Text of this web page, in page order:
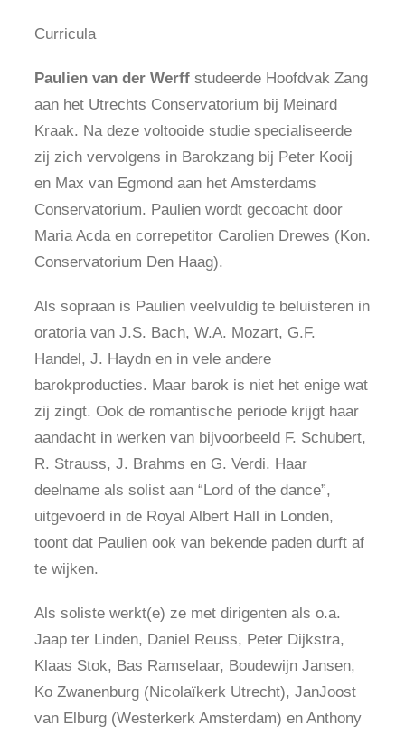
Curricula
Paulien van der Werff studeerde Hoofdvak Zang
aan het Utrechts Conservatorium bij Meinard
Kraak. Na deze voltooide studie specialiseerde
zij zich vervolgens in Barokzang bij Peter Kooij
en Max van Egmond aan het Amsterdams
Conservatorium. Paulien wordt gecoacht door
Maria Acda en correpetitor Carolien Drewes (Kon.
Conservatorium Den Haag).
Als sopraan is Paulien veelvuldig te beluisteren in
oratoria van J.S. Bach, W.A. Mozart, G.F.
Handel, J. Haydn en in vele andere
barokproducties. Maar barok is niet het enige wat
zij zingt. Ook de romantische periode krijgt haar
aandacht in werken van bijvoorbeeld F. Schubert,
R. Strauss, J. Brahms en G. Verdi. Haar
deelname als solist aan “Lord of the dance”,
uitgevoerd in de Royal Albert Hall in Londen,
toont dat Paulien ook van bekende paden durft af
te wijken.
Als soliste werkt(e) ze met dirigenten als o.a.
Jaap ter Linden, Daniel Reuss, Peter Dijkstra,
Klaas Stok, Bas Ramselaar, Boudewijn Jansen,
Ko Zwanenburg (Nicolaïkerk Utrecht), JanJoost
van Elburg (Westerkerk Amsterdam) en Anthony